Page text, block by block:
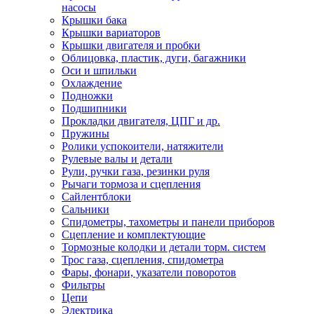
насосы
Крышки бака
Крышки вариаторов
Крышки двигателя и пробки
Облицовка, пластик, дуги, багажники
Оси и шпильки
Охлаждение
Подножки
Подшипники
Прокладки двигателя, ЦПГ и др.
Пружины
Ролики успокоители, натяжители
Рулевые валы и детали
Рули, ручки газа, резинки руля
Рычаги тормоза и сцепления
Сайлентблоки
Сальники
Спидометры, тахометры и панели приборов
Сцепление и комплектующие
Тормозные колодки и детали торм. систем
Трос газа, сцепления, спидометра
Фары, фонари, указатели поворотов
Фильтры
Цепи
Электрика